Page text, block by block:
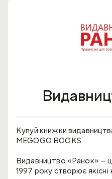
Купуй книжки
MEGOGO BOOKS
Видавництво «Ранок» —
1997 року створює якісні